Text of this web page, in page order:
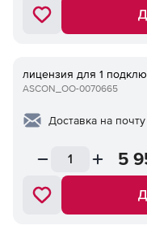
лицензия для 1
ASCON_ОО-0070665
Доставка на
5